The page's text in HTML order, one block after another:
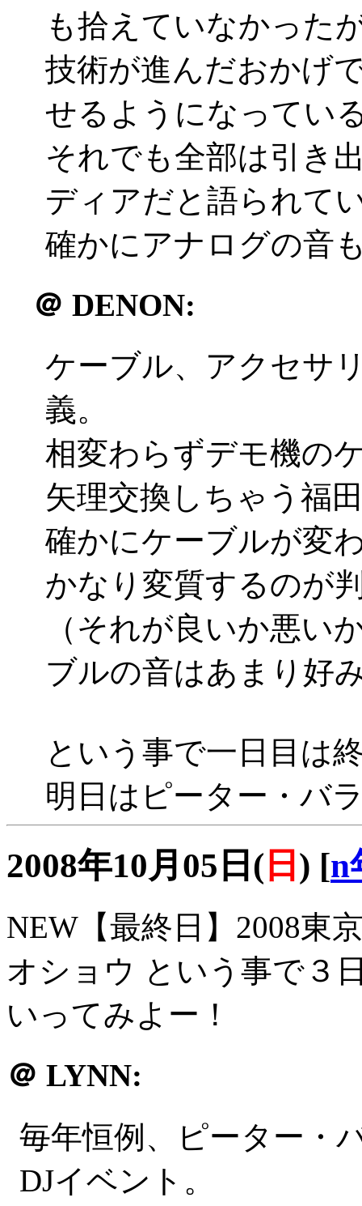
も拾えていなかった
技術が進んだおかげ
せるようになってい
それでも全部は引き
ディアだと語られて
確かにアナログの音
＠ DENON:
ケーブル、アクセサ
義。
相変わらずデモ機の
矢理交換しちゃう福
確かにケーブルが変
かなり変質するのが
（それが良いか悪い
ブルの音はあまり好
という事で一日目は
明日はピーター・バ
2008年10月05日( 日 ) [n
NEW【最終日】2008東
オショウ という事で３
いってみよー！
＠ LYNN:
毎年恒例、ピーター・
DJイベント。